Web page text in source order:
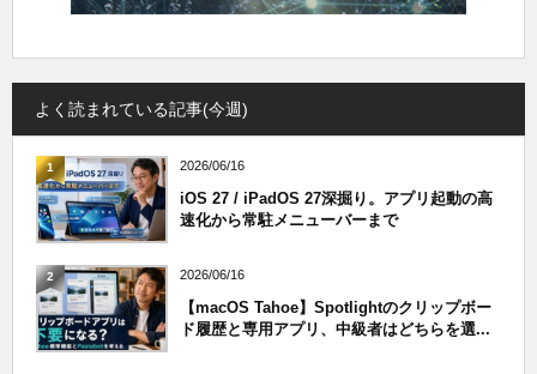
よく読まれている記事(今週)
1 2026/06/16
iOS 27 / iPadOS 27深掘り。アプリ起動の高
速化から常駐メニューバーまで
2 2026/06/16
【macOS Tahoe】Spotlightのクリップボー
ド履歴と専用アプリ、中級者はどちらを選...